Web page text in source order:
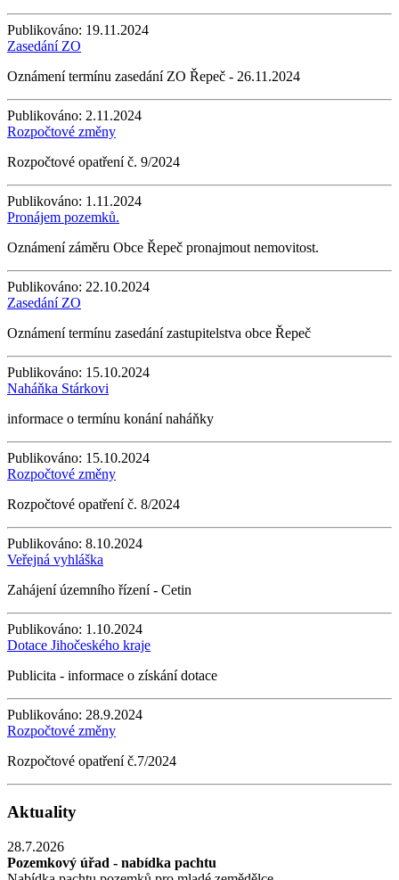
Publikováno: 19.11.2024
Zasedání ZO
Oznámení termínu zasedání ZO Řepeč - 26.11.2024
Publikováno: 2.11.2024
Rozpočtové změny
Rozpočtové opatření č. 9/2024
Publikováno: 1.11.2024
Pronájem pozemků.
Oznámení záměru Obce Řepeč pronajmout nemovitost.
Publikováno: 22.10.2024
Zasedání ZO
Oznámení termínu zasedání zastupitelstva obce Řepeč
Publikováno: 15.10.2024
Naháňka Stárkovi
informace o termínu konání naháňky
Publikováno: 15.10.2024
Rozpočtové změny
Rozpočtové opatření č. 8/2024
Publikováno: 8.10.2024
Veřejná vyhláška
Zahájení územního řízení - Cetin
Publikováno: 1.10.2024
Dotace Jihočeského kraje
Publicita - informace o získání dotace
Publikováno: 28.9.2024
Rozpočtové změny
Rozpočtové opatření č.7/2024
Aktuality
28.7.2026
Pozemkový úřad - nabídka pachtu